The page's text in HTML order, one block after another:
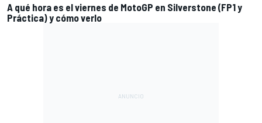
A qué hora es el viernes de MotoGP en Silverstone (FP1 y
Práctica) y cómo verlo